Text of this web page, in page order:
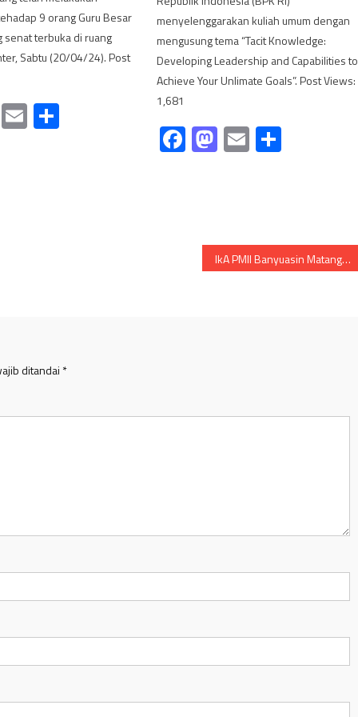
9 orang Guru Besar
senat terbuka di ruang
Sabtu (20/04/24). Post
EmailShare
menyelenggarakan kuliah umum dengan
mengusung tema “Tacit Knowledge:
Developing Leadership and Capabilities to
Achieve Your Unlimate Goals”. Post Views:
1,681
Facebook
Mastodon
Email
IkA PMII Banyuasin Matangkan Strategi Menghadapi Bupati
ditandai *